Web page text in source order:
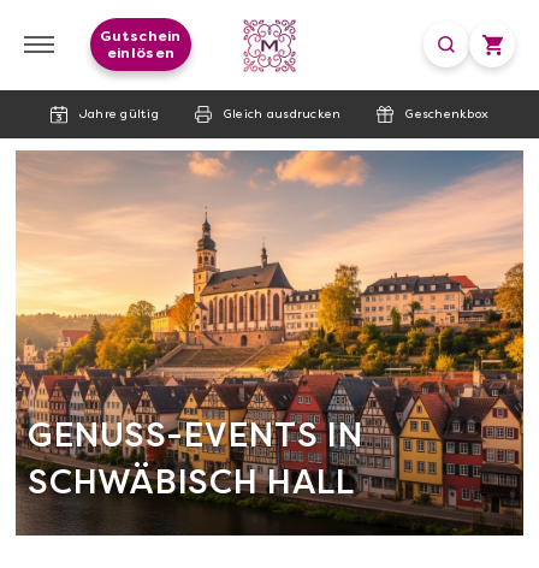
Jahre gültig Gleich ausdrucken Geschenkbox
Gutschein
einlösen
GENUSS-EVENTS IN
SCHWÄBISCH HALL